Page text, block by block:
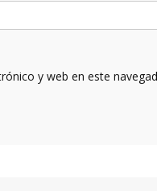
y web en este